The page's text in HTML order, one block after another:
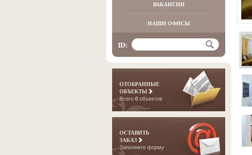
ВАКАНСИИ
НАШИ ОФИСЫ
ID:
ОТОБРАННЫЕ
ОБЪЕКТЫ
Всего 0 объектов
ОСТАВИТЬ
ЗАКАЗ
Заполните форму